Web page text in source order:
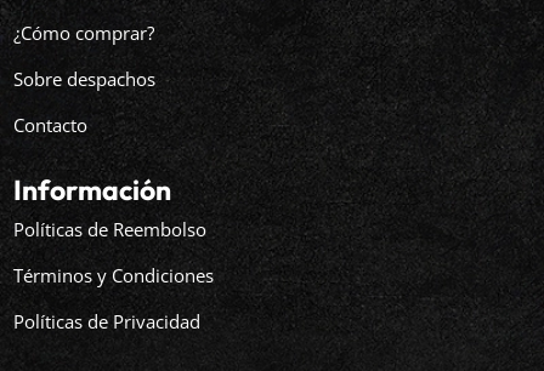
¿Cómo comprar?
Sobre despachos
Contacto
Información
Políticas de Reembolso
Términos y Condiciones
Políticas de Privacidad